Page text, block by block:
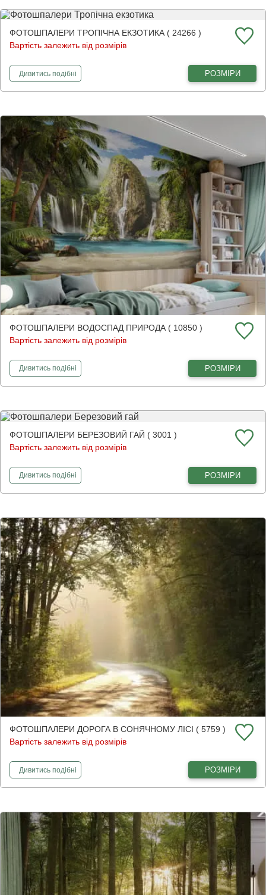
ФОТОШПАЛЕРИ ТРОПІЧНА ЕКЗОТИКА ( 24266 )
Вартість залежить від розмірів
Дивитисьфотошпалери
подібні РОЗМІРИ
ФОТОШПАЛЕРИ ВОДОСПАД ПРИРОДА ( 10850 )
Вартість залежить від розмірів
Дивитисьфотошпалери
подібні РОЗМІРИ
ФОТОШПАЛЕРИ БЕРЕЗОВИЙ ГАЙ ( 3001 )
Вартість залежить від розмірів
Дивитисьфотошпалери
подібні РОЗМІРИ
ФОТОШПАЛЕРИ ДОРОГА В СОНЯЧНОМУ ЛІСІ ( 5759 )
Вартість залежить від розмірів
Дивитисьфотошпалери
подібні РОЗМІРИ